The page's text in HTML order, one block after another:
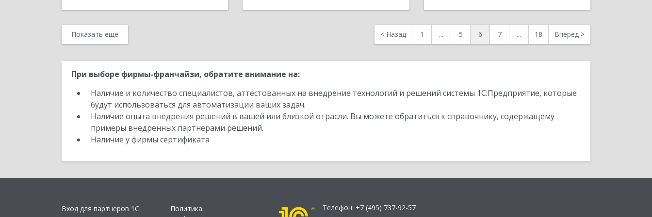
Показать еще < Назад 1 ... 5 6 7 ... 18 Вперед >
При выборе фирмы-франчайзи, обратите внимание на:
Наличие и количество специалистов, аттестованных на внедрение технологий и решений системы 1С:Предприятие, которые
будут использоваться для автоматизации ваших задач.
Наличие опыта внедрения решений в вашей или близкой отрасли. Вы можете обратиться к справочнику, содержащему
примеры внедренных партнерами решений.
Наличие у фирмы сертификата
Вход для партнеров 1С
Политика
Телефон: +7 (495) 737-92-57